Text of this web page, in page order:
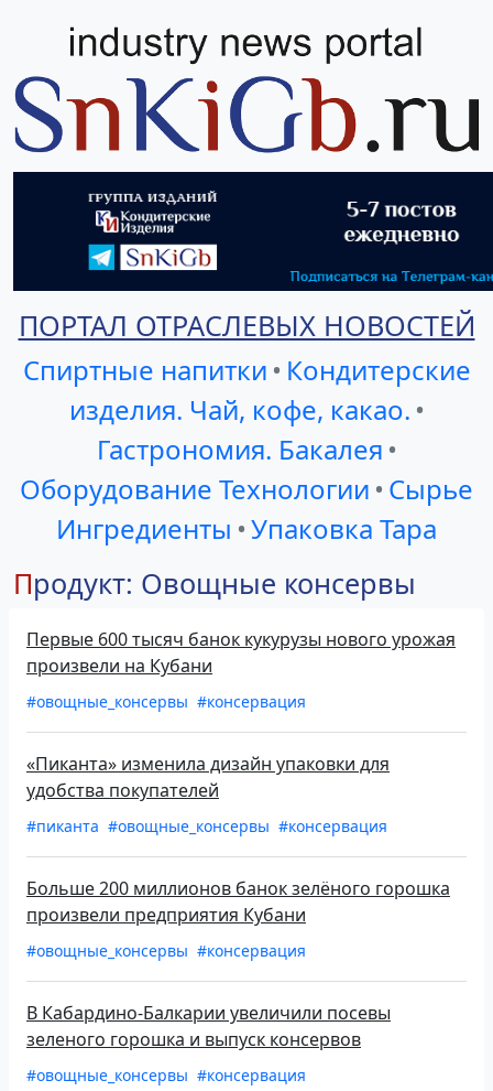
ПОРТАЛ ОТРАСЛЕВЫХ НОВОСТЕЙ
Спиртные напитки • Кондитерские
изделия. Чай, кофе, какао. •
Гастрономия. Бакалея •
Оборудование Технологии • Сырье
Ингредиенты •Упаковка Тара
Продукт: Овощные консервы
Первые 600 тысяч банок кукурузы нового урожая
произвели на Кубани
#овощные_консервы #консервация
«Пиканта» изменила дизайн упаковки для
удобства покупателей
#пиканта #овощные_консервы #консервация
Больше 200 миллионов банок зелёного горошка
произвели предприятия Кубани
#овощные_консервы #консервация
В Кабардино-Балкарии увеличили посевы
зеленого горошка и выпуск консервов
#овощные_консервы #консервация